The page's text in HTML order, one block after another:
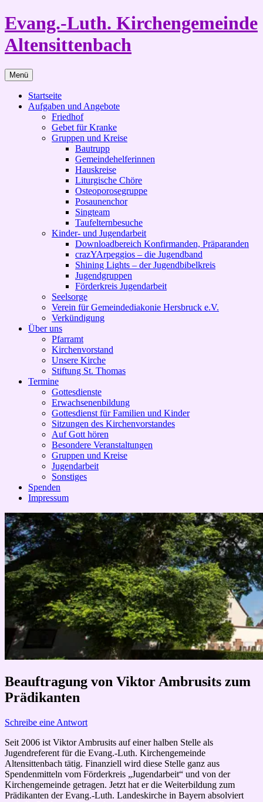
Zum
Inhalt
springen
Evang.-Luth. Kirchengemeinde
Altensittenbach
Menü
Startseite
Aufgaben und Angebote
Friedhof
Gebet für Kranke
Gruppen und Kreise
Bautrupp
Gemeindehelferinnen
Hauskreise
Liturgische Chöre
Osteoporosegruppe
Posaunenchor
Singteam
Taufelternbesuche
Kinder- und Jugendarbeit
Downloadbereich Konfirmanden, Präparanden
crazYArpeggios – die Jugendband
Shining Lights – der Jugendbibelkreis
Jugendgruppen
Förderkreis Jugendarbeit
Seelsorge
Verein für Gemeindediakonie Hersbruck e.V.
Verkündigung
Über uns
Pfarramt
Kirchenvorstand
Unsere Kirche
Stiftung St. Thomas
Termine
Gottesdienste
Erwachsenenbildung
Gottesdienst für Familien und Kinder
Sitzungen des Kirchenvorstandes
Auf Gott hören
Besondere Veranstaltungen
Gruppen und Kreise
Jugendarbeit
Sonstiges
Spenden
Impressum
Beauftragung von Viktor Ambrusits zum
Prädikanten
Schreibe eine Antwort
Seit 2006 ist Viktor Ambrusits auf einer halben Stelle als
Jugendreferent für die Evang.-Luth. Kirchengemeinde
Altensittenbach tätig. Finanziell wird diese Stelle ganz aus
Spendenmitteln vom Förderkreis „Jugendarbeit“ und von der
Kirchengemeinde getragen. Jetzt hat er die Weiterbildung zum
Prädikanten der Evang.-Luth. Landeskirche in Bayern absolviert